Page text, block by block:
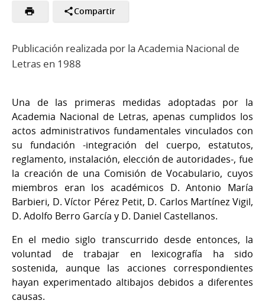
Compartir
Publicación realizada por la Academia Nacional de
Letras en 1988
Una de las primeras medidas adoptadas por la
Academia Nacional de Letras, apenas cumplidos los
actos administrativos fundamentales vinculados con
su fundación -integración del cuerpo, estatutos,
reglamento, instalación, elección de autoridades-, fue
la creación de una Comisión de Vocabulario, cuyos
miembros eran los académicos D. Antonio María
Barbieri, D. Víctor Pérez Petit, D. Carlos Martínez Vigil,
D. Adolfo Berro García y D. Daniel Castellanos.
En el medio siglo transcurrido desde entonces, la
voluntad de trabajar en lexicografía ha sido
sostenida, aunque las acciones correspondientes
hayan experimentado altibajos debidos a diferentes
causas.